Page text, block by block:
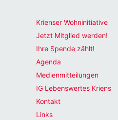
Krienser Wohninitiative
Jetzt Mitglied werden!
Ihre Spende zählt!
Agenda
Medienmitteilungen
IG Lebenswertes Kriens
Kontakt
Links